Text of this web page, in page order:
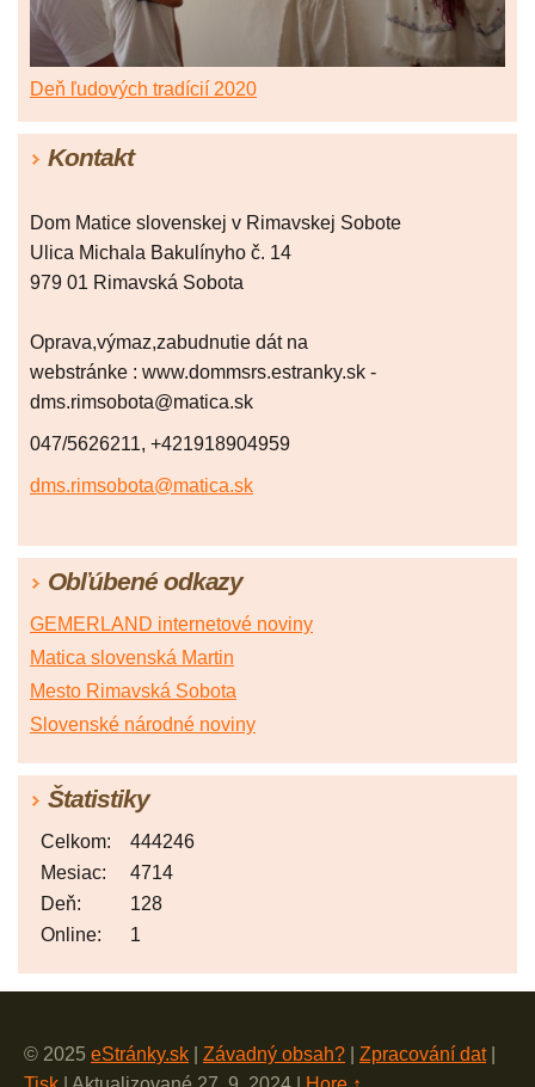
Deň ľudových tradícií 2020
Kontakt
Dom Matice slovenskej v Rimavskej Sobote
Ulica Michala Bakulínyho č. 14
979 01 Rimavská Sobota
Oprava,výmaz,zabudnutie dát na
webstránke : www.dommsrs.estranky.sk -
dms.rimsobota@matica.sk
047/5626211, +421918904959
dms.rimsobota@matica.sk
Obľúbené odkazy
GEMERLAND internetové noviny
Matica slovenská Martin
Mesto Rimavská Sobota
Slovenské národné noviny
Štatistiky
Online: 1
Celkom:
444246
Mesiac:
4714
Deň:
128
© 2025 eStránky.sk Závadný obsah? Zpracování dat|